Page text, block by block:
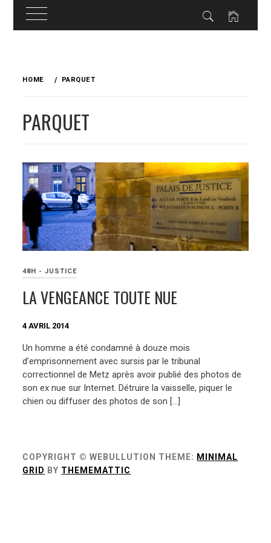
HOME PARQUET
PARQUET
48H - JUSTICE
LA VENGEANCE TOUTE NUE
4 AVRIL 2014
Un homme a été condamné à douze mois
d’emprisonnement avec sursis par le tribunal
correctionnel de Metz après avoir publié des photos de
son ex nue sur Internet. Détruire la vaisselle, piquer le
chien ou diffuser des photos de son […]
COPYRIGHT © WEBULLUTION THEME: MINIMAL
GRID BY THEMEMATTIC